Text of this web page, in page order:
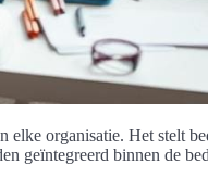
organisatie. Het stelt
geïntegreerd binnen de